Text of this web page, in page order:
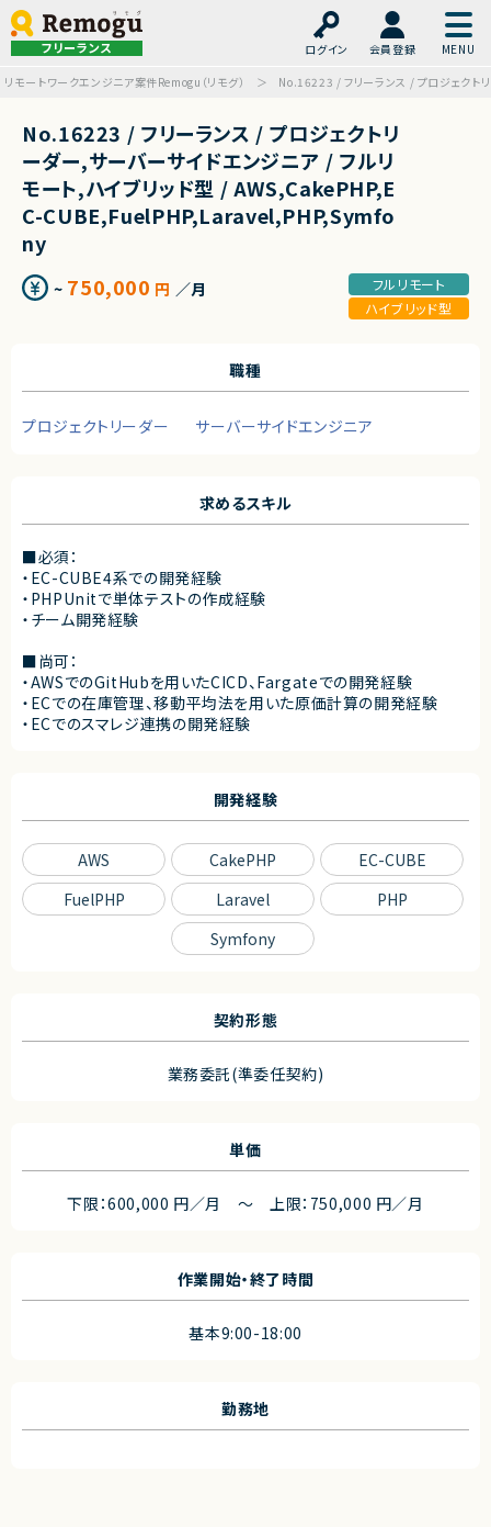
フリーランス ログイン
会員登録
リモートワークエンジニア案件Remogu（リモグ）
No.16223 / フリーランス / プロジェクト
No.16223 / フリーランス / プロジェクトリ
ーダー,サーバーサイドエンジニア / フルリ
モート,ハイブリッド型 / AWS,CakePHP,E
C-CUBE,FuelPHP,Laravel,PHP,Symfo
ny
~ 750,000 円 ／月
フルリモート
ハイブリッド型
職種
プロジェクトリーダー サーバーサイドエンジニア
求めるスキル
■必須：
・EC-CUBE4系での開発経験
・PHPUnitで単体テストの作成経験
・チーム開発経験
■尚可：
・AWSでのGitHubを用いたCICD、Fargateでの開発経験
・ECでの在庫管理、移動平均法を用いた原価計算の開発経験
・ECでのスマレジ連携の開発経験
開発経験
AWS CakePHP
EC-CUBE
FuelPHP
Laravel
PHP
Symfony
契約形態
業務委託(準委任契約)
単価
下限：600,000 円／月 ～ 上限：750,000 円／月
作業開始・終了時間
基本9:00-18:00
勤務地